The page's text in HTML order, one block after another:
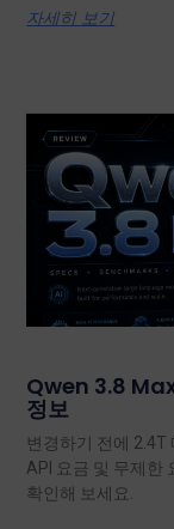
자세히 보기
Qwen 3.8
정보
변경하기 전에 2.4T
API 요금 및 무제한
확인해 보세요.